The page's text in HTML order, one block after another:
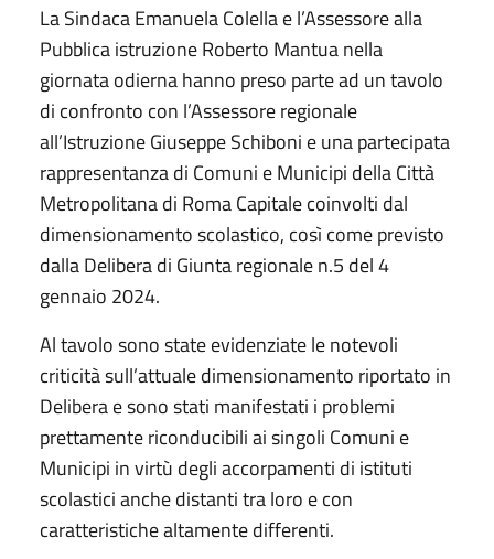
La Sindaca Emanuela Colella e l’Assessore alla
Pubblica istruzione Roberto Mantua nella
giornata odierna hanno preso parte ad un tavolo
di confronto con l’Assessore regionale
all’Istruzione Giuseppe Schiboni e una partecipata
rappresentanza di Comuni e Municipi della Città
Metropolitana di Roma Capitale coinvolti dal
dimensionamento scolastico, così come previsto
dalla Delibera di Giunta regionale n.5 del 4
gennaio 2024.
Al tavolo sono state evidenziate le notevoli
criticità sull’attuale dimensionamento riportato in
Delibera e sono stati manifestati i problemi
prettamente riconducibili ai singoli Comuni e
Municipi in virtù degli accorpamenti di istituti
scolastici anche distanti tra loro e con
caratteristiche altamente differenti.